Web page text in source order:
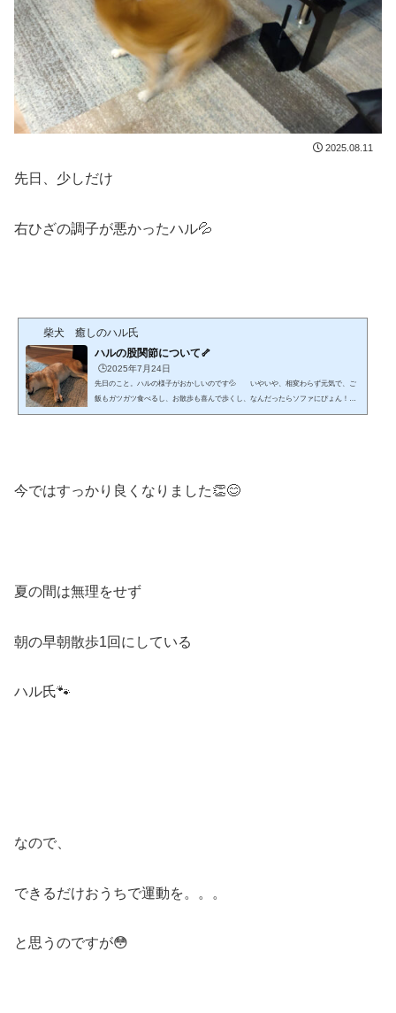
2025.08.11
先日、少しだけ
右ひざの調子が悪かったハル💦
柴犬 癒しのハル氏
ハルの股関節について🦴
🕒️2025年7月24日
先日のこと。ハルの様子がおかしいのです💦 いやいや、相変わらず元気で、ご
飯もガツガツ食べるし、お散歩も喜んで歩くし、なんだったらソファにぴょん！っ
と飛び乗ることもできるけど🙄 でも、飼い主が気づいた違和感。 それは、
今ではすっかり良くなりました👏😊
夏の間は無理をせず
朝の早朝散歩1回にしている
ハル氏🐾
なので、
できるだけおうちで運動を。。。
と思うのですが😳